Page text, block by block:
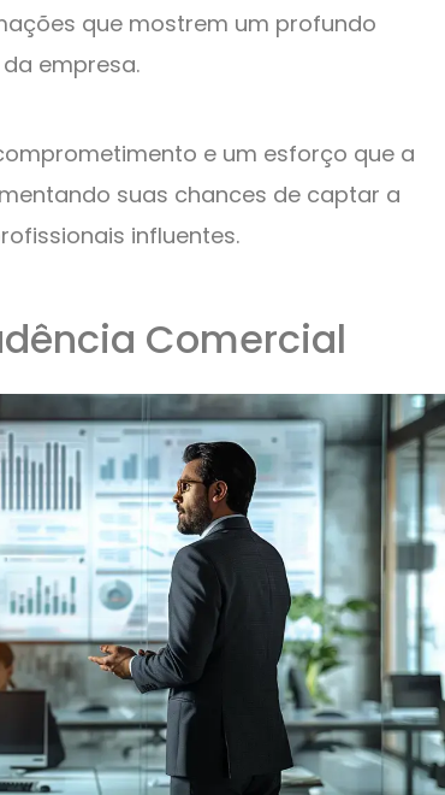
que mostrem um profundo
empresa.
e um esforço que a
suas chances de captar a
influentes.
Comercial